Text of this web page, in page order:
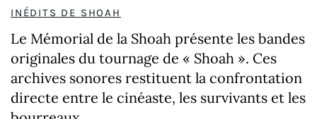
INÉDITS DE SHOAH
Le Mémorial de la Shoah présente les bandes
originales du tournage de « Shoah ». Ces
archives sonores restituent la confrontation
directe entre le cinéaste, les survivants et les